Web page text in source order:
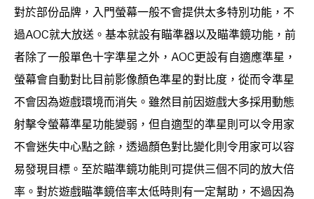
對於部份品牌，入門螢幕一般不會提供太多特別功能，不
過AOC就大放送。基本就設有瞄準器以及瞄準鏡功能，前
者除了一般單色十字準星之外，AOC更設有自適應準星，
螢幕會自動對比目前影像顏色準星的對比度，從而令準星
不會因為遊戲環境而消失。雖然目前因遊戲大多採用動態
射擊令螢幕準星功能變弱，但自適型的準星則可以令用家
不會迷失中心點之餘，透過顏色對比變化則令用家可以容
易發現目標。至於瞄準鏡功能則可提供三個不同的放大倍
率。對於遊戲瞄準鏡倍率太低時則有一定幫助，不過因為